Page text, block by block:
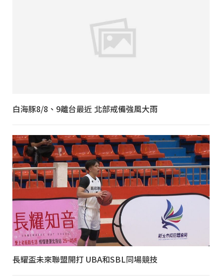
白海豚8/8、9離台最近 北部戒備強風大雨
長耀盃未來聯盟開打 UBA和SBL同場競技